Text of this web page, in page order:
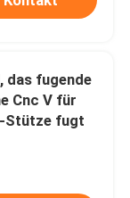
das fugende
Cnc V für
Stütze fugt